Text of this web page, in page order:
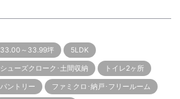
33.00～33.99坪 5LDK
シューズクローク･土間収納 トイレ2ヶ所
パントリー ファミクロ･納戸･フリールーム